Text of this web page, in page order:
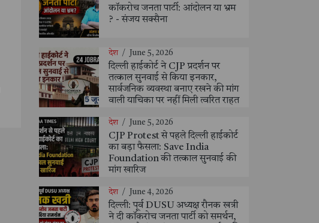
कॉकरोच जनता पार्टी: आंदोलन या भ्रम
? - संजय सक्सैना
देश / June 5, 2026
दिल्ली हाईकोर्ट ने CJP प्रदर्शन पर
तत्काल सुनवाई से किया इनकार,
सार्वजनिक व्यवस्था बनाए रखने की मांग
वाली याचिका पर नहीं मिली त्वरित राहत
देश / June 5, 2026
CJP Protest से पहले दिल्ली हाईकोर्ट
का बड़ा फैसला: Save India
Foundation की तत्काल सुनवाई की
मांग खारिज
देश / June 4, 2026
दिल्ली: पूर्व DUSU अध्यक्ष रौनक खत्री
ने दी कॉकरोच जनता पार्टी को समर्थन,